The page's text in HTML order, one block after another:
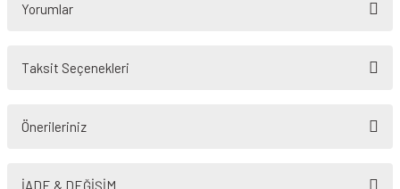
Yorumlar
Taksit Seçenekleri
Önerileriniz
yetersiz gördüğünüz noktaları öneri formunu kullanarak tarafımıza
İADE & DEĞİŞİM